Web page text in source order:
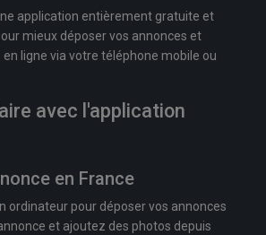
application entièrement gratuite et
mieux déposer vos annonces et
ligne via votre téléphone mobile ou
avec l'application
en France
ordinateur pour déposer vos annonces
et ajoutez des photos depuis